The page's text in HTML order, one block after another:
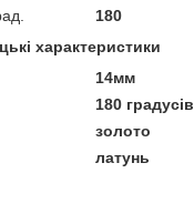
180
характеристики
14мм
180 градусів
золото
латунь